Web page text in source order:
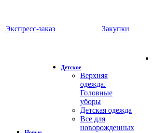
Экспресс-заказ Закупки
Детское
Верхняя
одежда.
Головные
уборы
Детская одежда
Все для
новорожденных